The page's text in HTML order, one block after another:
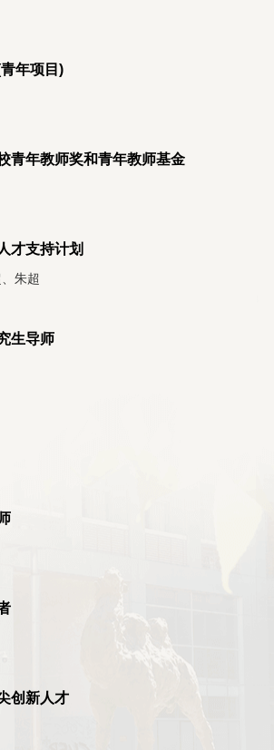
年项目)
青年教师奖和青年教师基金
才支持计划
朱超
生导师
创新人才